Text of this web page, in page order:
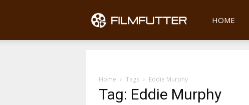
Filmfutter
HOME
Home Tags Eddie Murphy
Tag: Eddie Murphy